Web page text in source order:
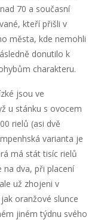
70 a současní
kteří přišli v
města, kde nemohli
donutilo k
charakteru.
jsou ve
u stánku s ovocem
rielů (asi dvě
varianta je
má stát tisíc rielů
na dva, při placení
už zhojeni v
oranžové slunce
jiném týdnu svého